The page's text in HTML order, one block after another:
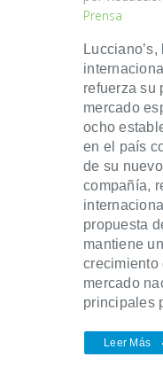
Prensa
refuerza su
mercado
ocho
en el país
de su
compañía,
propuesta
mantiene
crecimiento
mercado
principales
Leer Más